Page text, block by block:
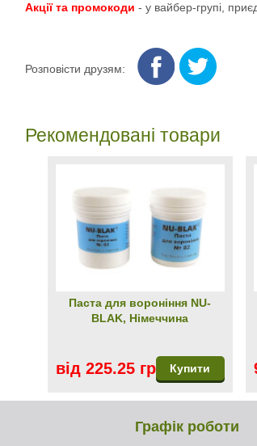
Акції та промокоди - у вайбер-групі,
Розповісти друзям:
Рекомендовані товари
Паста для вороніння NU-
BLAK, Німеччина
від 225.25 грн Купити
Графік роботи